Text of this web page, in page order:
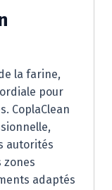
la farine,
pour
CoplaClean
autorités
zones
adaptés